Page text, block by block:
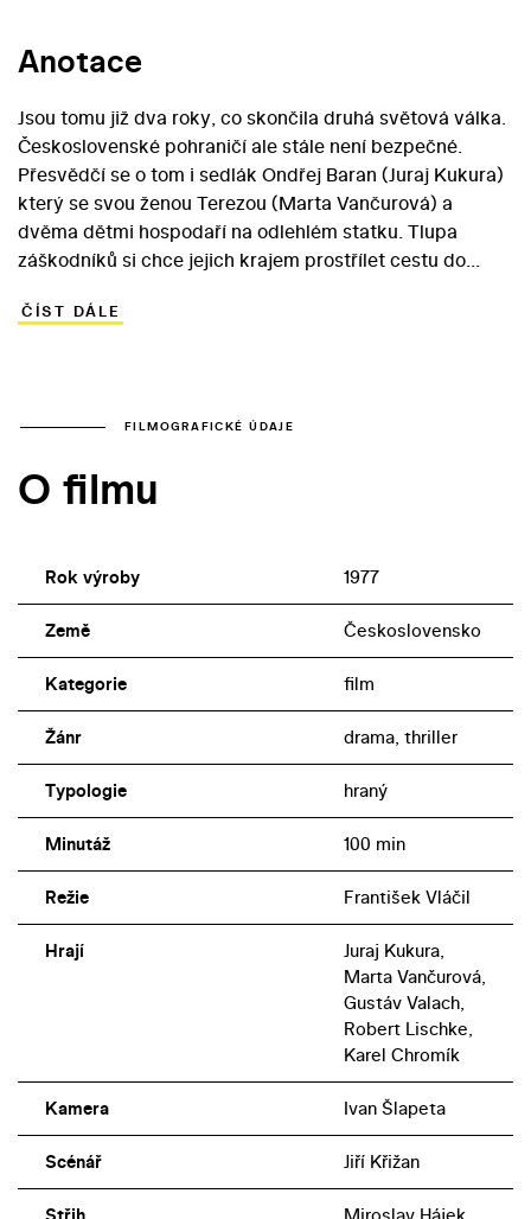
Anotace
Jsou tomu již dva roky, co skončila druhá světová válka.
Československé pohraničí ale stále není bezpečné.
Přesvědčí se o tom i sedlák Ondřej Baran (Juraj Kukura)
který se svou ženou Terezou (Marta Vančurová) a
dvěma dětmi hospodaří na odlehlém statku. Tlupa
záškodníků si chce jejich krajem prostřílet cestu do
útočiště. Rodina se spolu s místním lékařem stává
František Vláčil podle námětu a scénáře Jiřího Křižana,
westernu“ vrátil ve filmu Je třeba zabít Sekala.
kromě jiných ocenění také Křišťálový glóbus na XXI. MFF
v Karlových Varech v roce 1978.
ČÍST DÁLE
FILMOGRAFICKÉ ÚDAJE
O filmu
Rok výroby 1977
Země Československo
Kategorie film
Žánr drama, thriller
Typologie hraný
Minutáž 100 min
Režie František Vláčil
Hrají
Juraj Kukura,
Marta Vančurová,
Gustáv Valach,
Robert Lischke,
Karel Chromík
Kamera Ivan Šlapeta
Scénář Jiří Křižan